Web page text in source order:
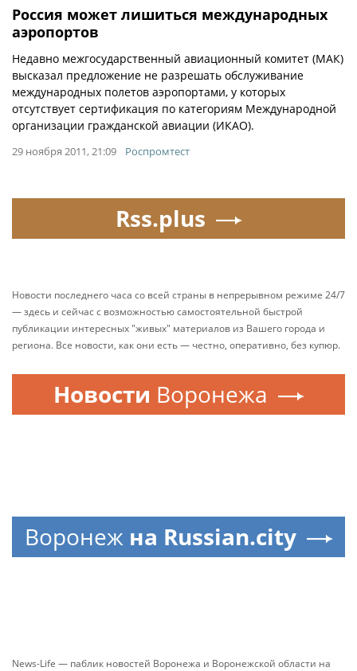
Россия может лишиться международных
аэропортов
Недавно межгосударственный авиационный комитет (МАК)
высказал предложение не разрешать обслуживание
международных полетов аэропортами, у которых
отсутствует сертификация по категориям Международной
организации гражданской авиации (ИКАО).
29 ноября 2011, 21:09 Роспромтест
Rss.plus
Новости последнего часа со всей страны в непрерывном режиме 24/7
— здесь и сейчас с возможностью самостоятельной быстрой
публикации интересных "живых" материалов из Вашего города и
региона. Все новости, как они есть — честно, оперативно, без купюр.
Новости Воронежа
Воронеж на Russian.city
News-Life — паблик новостей Воронежа и Воронежской области на